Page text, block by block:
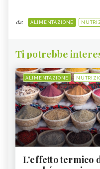
da: ALIMENTAZIONE
Ti potrebbe
ALIMENTAZIONE
L'effetto termico